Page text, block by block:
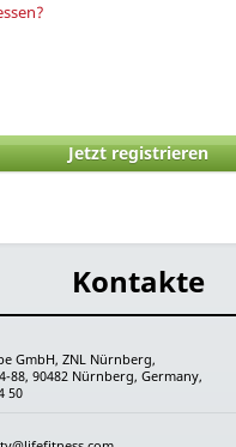
Jetzt registrieren
Kontakte
GmbH, ZNL Nürnberg,
88, 90482 Nürnberg, Germany,
50